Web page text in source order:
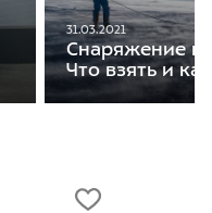
31.03.2021
Снаряжение
Что взять и